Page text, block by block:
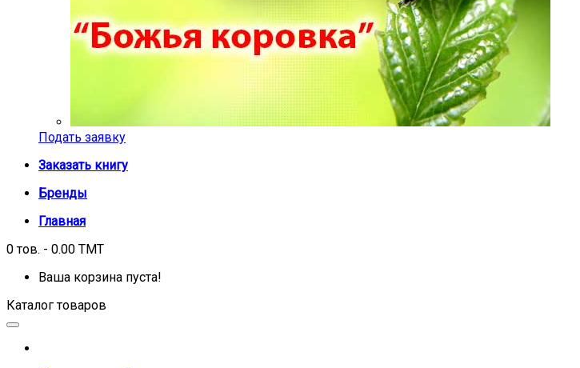
Подать заявку
Заказать книгу
Бренды
Главная
0 тов. - 0.00 TMT
Ваша корзина пуста!
Каталог товаров